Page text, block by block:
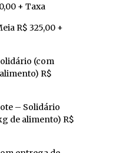
+ Taxa
R$ 325,00 +
(com
R$
– Solidário
de alimento) R$